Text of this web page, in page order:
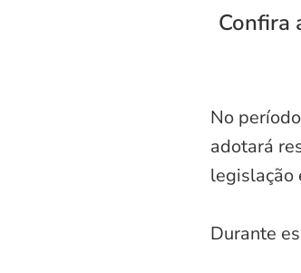
Confira
No
adotará
legislação
Durante